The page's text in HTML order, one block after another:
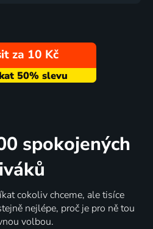
za 10 Kč
spokojených
cokoliv chceme, ale tisíce
nejlépe, proč je pro ně tou
volbou.